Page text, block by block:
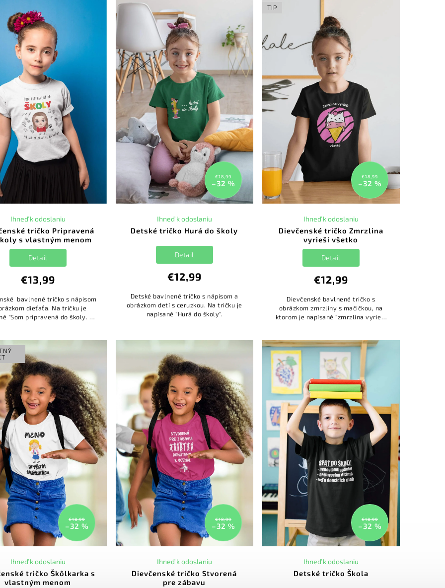
tričko Pripravená
s vlastným menom
Ihneď k odoslaniu
€13,99
Detail
bavlnené tričko s nápisom
dieťaťa. Na tričku je
"Som pripravená do školy. Sú
€18,99
–32 %
Detské tričko Hurá do školy
Ihneď k odoslaniu
€12,99
Detail
Detské bavlnené tričko s nápisom a
obrázkom detí s ceruzkou. Na tričku je
napísané "Hurá do školy".
TIP
€18,99
–32 %
Dievčenské tričko Zmrzlina
vyrieši všetko
Ihneď k odoslaniu
€12,99
Detail
Dievčenské bavlnené tričko s
obrázkom zmrzliny s mačičkou, na
ktorom je napísané "zmrzlina vyrieši
€18,99
–32 %
tričko Škôlkarka s
vlastným menom
Ihneď k odoslaniu
€18,99
–32 %
Dievčenské tričko Stvorená
pre zábavu
Ihneď k odoslaniu
€18,99
–32 %
Detské tričko Škola
Ihneď k odoslaniu